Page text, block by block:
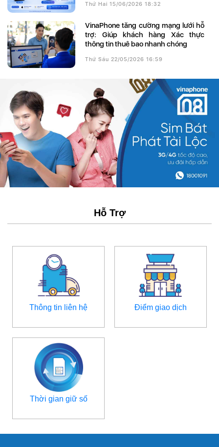
Thứ Hai 15/06/2026 18:32
VinaPhone tăng cường mạng lưới hỗ
trợ: Giúp khách hàng Xác thực
thông tin thuê bao nhanh chóng
Thứ Sáu 22/05/2026 16:59
Hỗ Trợ
Thông tin liên hệ Điểm giao dịch
Thời gian giữ số